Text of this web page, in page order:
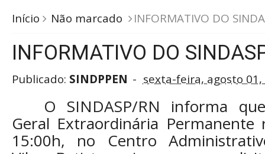
Início Não marcado INFORMATIVO DO
INFORMATIVO DO
Publicado: SINDPPEN sexta-feira, agosto 01,
O SINDASP/RN informa que
Geral Extraordinária Permanente
15:00h, no Centro